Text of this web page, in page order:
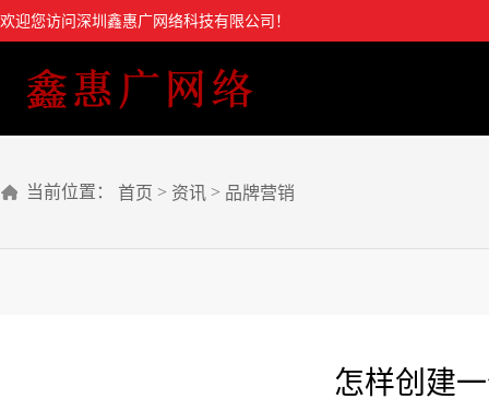
欢迎您访问深圳鑫惠广网络科技有限公司！
当前位置： 首页 > 资讯 > 品牌营销
怎样创建